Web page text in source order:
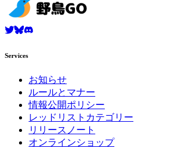
Services
お知らせ
ルールとマナー
情報公開ポリシー
レッドリストカテゴリー
リリースノート
オンラインショップ